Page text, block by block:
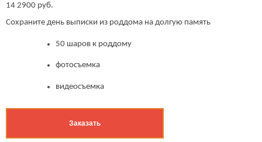
14 2900 руб.
Сохраните день выписки из роддома на долгую память
50 шаров к роддому
фотосъемка
видеосъемка
Заказать